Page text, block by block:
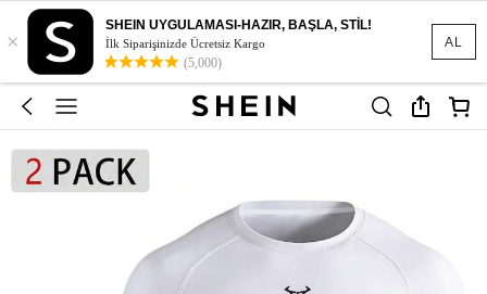
AL
×
SHEIN UYGULAMASI-HAZIR, BAŞLA, STİL!
İlk Siparişinizde Ücretsiz Kargo
(5,000)